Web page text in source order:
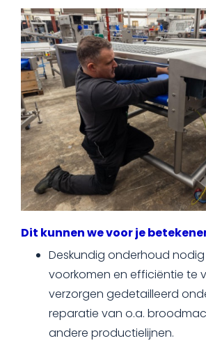
Dit kunnen we voor je
Deskundig onderhoud
voorkomen en efficiëntie te
verzorgen gedetailleerd
reparatie van o.a.
andere productielijnen.